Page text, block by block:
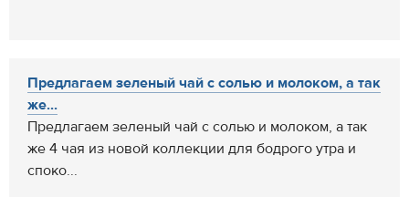
Предлагаем зеленый чай с солью и молоком, а так
же...
Предлагаем зеленый чай с солью и молоком, а так
же 4 чая из новой коллекции для бодрого утра и
споко...